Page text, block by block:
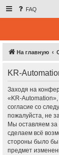
FAQ
На главную
KR-
Заходя на
«KR-
согласие со
пожалуйста, не
Мы оставляем за
сделаем всё
стороны было бы
предмет